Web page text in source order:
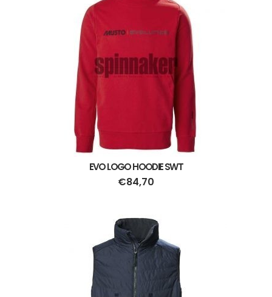
EVO LOGO HOODIE SWT
€84,70